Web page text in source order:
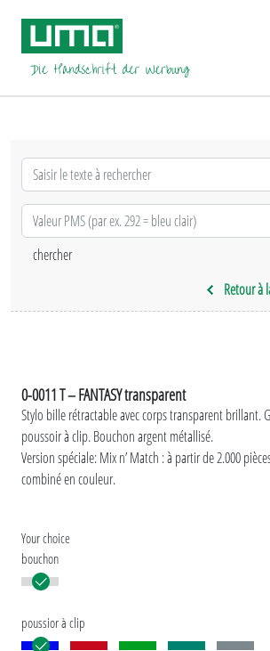
Retour à
0-0011 T – FANTASY transparent
Stylo bille rétractable avec corps transparent brillant.
poussoir à clip. Bouchon argent métallisé.
Version spéciale: Mix n’ Match : à partir de 2.000
combiné en couleur.
Your choice
bouchon
poussior à clip